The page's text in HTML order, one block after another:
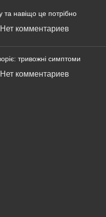
та навіщо це потрібно
Нет комментариев
тривожні симптоми
Нет комментариев